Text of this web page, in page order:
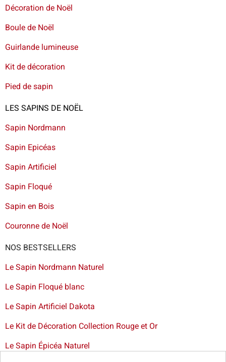
Décoration de Noël
Boule de Noël
Guirlande lumineuse
Kit de décoration
Pied de sapin
LES SAPINS DE NOËL
Sapin Nordmann
Sapin Epicéas
Sapin Artificiel
Sapin Floqué
Sapin en Bois
Couronne de Noël
NOS BESTSELLERS
Le Sapin Nordmann Naturel
Le Sapin Floqué blanc
Le Sapin Artificiel Dakota
Le Kit de Décoration Collection Rouge et Or
Le Sapin Épicéa Naturel